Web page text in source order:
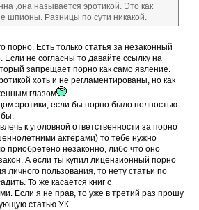
,она называется эротикой. Это как
шпионы. Разницы по сути никакой.
Есть только статья за незаконный
Если не согласны то давайте ссылку на
запрещает порно как само явление.
хоть и не регламентированы, но как
глазом
эротики, если бы порно было полностью
бы.
к уголовной ответственности за порно
актерами) то тебе нужно
приобретено незаконно, либо что оно
А если ты купил лицензионный порно
личного пользования, то нету статьи по
То же касается книг с
Если я не прав, то уже в третий раз прошу
статью УК.